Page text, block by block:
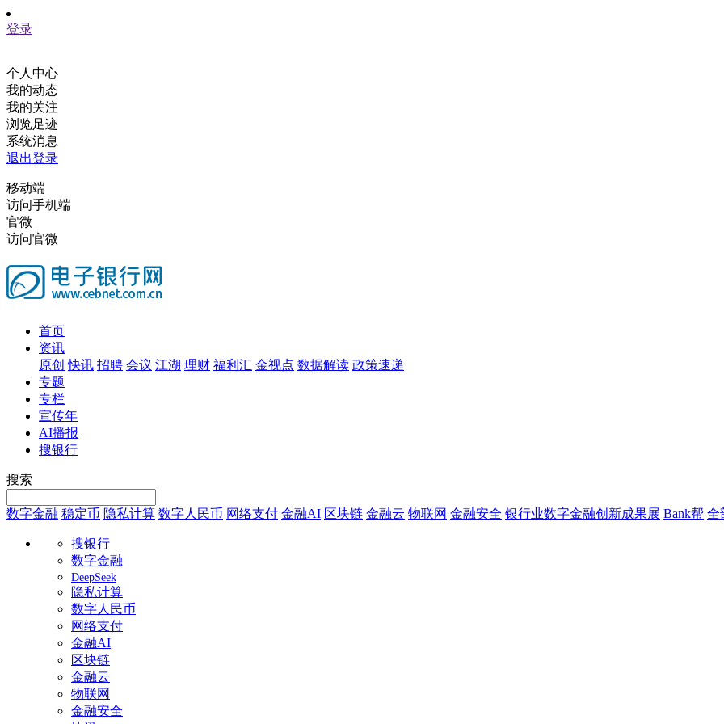
登录
个人中心
我的动态
我的关注
浏览足迹
系统消息
退出登录
移动端
访问手机端
官微
访问官微
首页
资讯
原创 快讯 招聘 会议 江湖 理财 福利汇 金视点 数据解读 政策速递
专题
专栏
宣传年
AI播报
搜银行
搜索
数字金融 稳定币 隐私计算 数字人民币 网络支付 金融AI 区块链 金融云 物联网 金融安全 银行业数字金融创新成果展 Bank帮 全
搜银行
数字金融
DeepSeek
隐私计算
数字人民币
网络支付
金融AI
区块链
金融云
物联网
金融安全